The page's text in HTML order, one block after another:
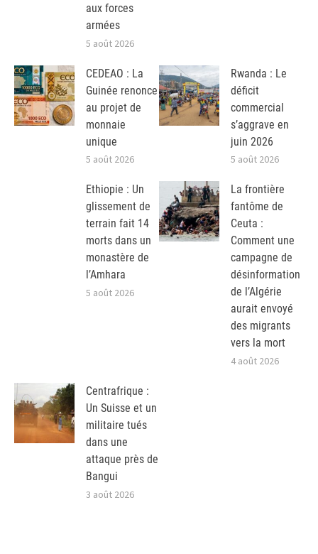
aux forces
armées
5 août 2026
CEDEAO : La
Guinée renonce
au projet de
monnaie
unique
5 août 2026
Rwanda : Le
déficit
commercial
s’aggrave en
juin 2026
5 août 2026
Ethiopie : Un
glissement de
terrain fait 14
morts dans un
monastère de
l’Amhara
5 août 2026
La frontière
fantôme de
Ceuta :
Comment une
campagne de
désinformation
de l’Algérie
aurait envoyé
des migrants
vers la mort
4 août 2026
Centrafrique :
Un Suisse et un
militaire tués
dans une
attaque près de
Bangui
3 août 2026